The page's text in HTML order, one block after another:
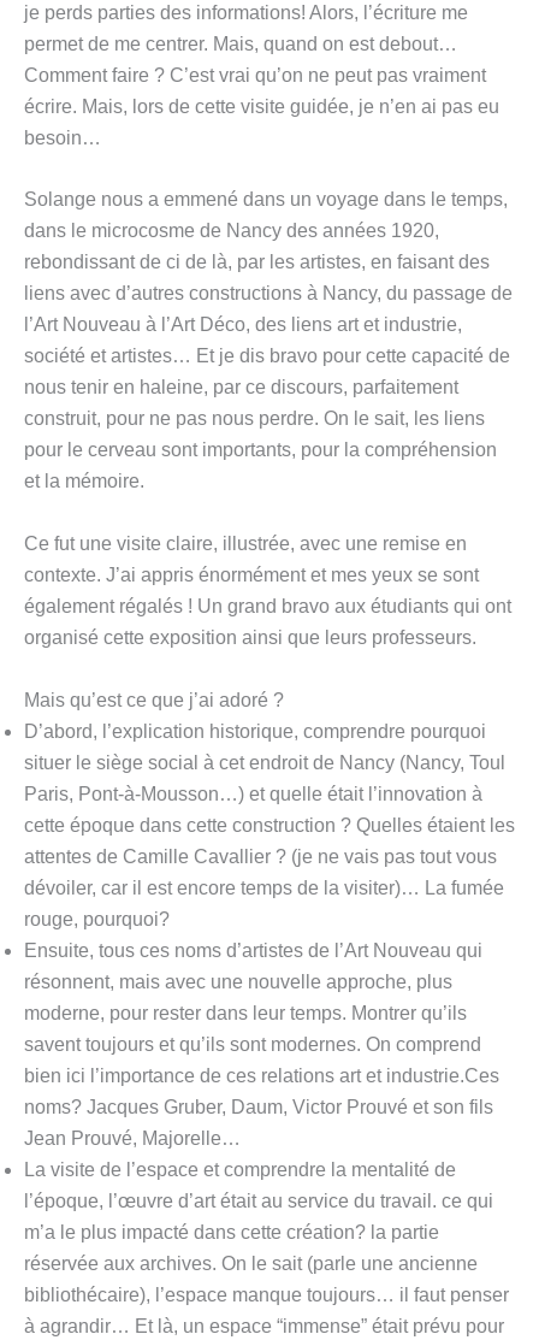
je perds parties des informations! Alors, l’écriture me
permet de me centrer. Mais, quand on est debout…
Comment faire ? C’est vrai qu’on ne peut pas vraiment
écrire. Mais, lors de cette visite guidée, je n’en ai pas eu
besoin…
Solange nous a emmené dans un voyage dans le temps,
dans le microcosme de Nancy des années 1920,
rebondissant de ci de là, par les artistes, en faisant des
liens avec d’autres constructions à Nancy, du passage de
l’Art Nouveau à l’Art Déco, des liens art et industrie,
société et artistes… Et je dis bravo pour cette capacité de
nous tenir en haleine, par ce discours, parfaitement
construit, pour ne pas nous perdre. On le sait, les liens
pour le cerveau sont importants, pour la compréhension
et la mémoire.
Ce fut une visite claire, illustrée, avec une remise en
contexte. J’ai appris énormément et mes yeux se sont
également régalés ! Un grand bravo aux étudiants qui ont
organisé cette exposition ainsi que leurs professeurs.
Mais qu’est ce que j’ai adoré ?
D’abord, l’explication historique, comprendre pourquoi
situer le siège social à cet endroit de Nancy (Nancy, Toul
Paris, Pont-à-Mousson…) et quelle était l’innovation à
cette époque dans cette construction ? Quelles étaient les
attentes de Camille Cavallier ? (je ne vais pas tout vous
dévoiler, car il est encore temps de la visiter)… La fumée
rouge, pourquoi?
Ensuite, tous ces noms d’artistes de l’Art Nouveau qui
résonnent, mais avec une nouvelle approche, plus
moderne, pour rester dans leur temps. Montrer qu’ils
savent toujours et qu’ils sont modernes. On comprend
bien ici l’importance de ces relations art et industrie.Ces
noms? Jacques Gruber, Daum, Victor Prouvé et son fils
Jean Prouvé, Majorelle…
La visite de l’espace et comprendre la mentalité de
l’époque, l’œuvre d’art était au service du travail. ce qui
m’a le plus impacté dans cette création? la partie
réservée aux archives. On le sait (parle une ancienne
bibliothécaire), l’espace manque toujours… il faut penser
à agrandir… Et là, un espace “immense” était prévu pour